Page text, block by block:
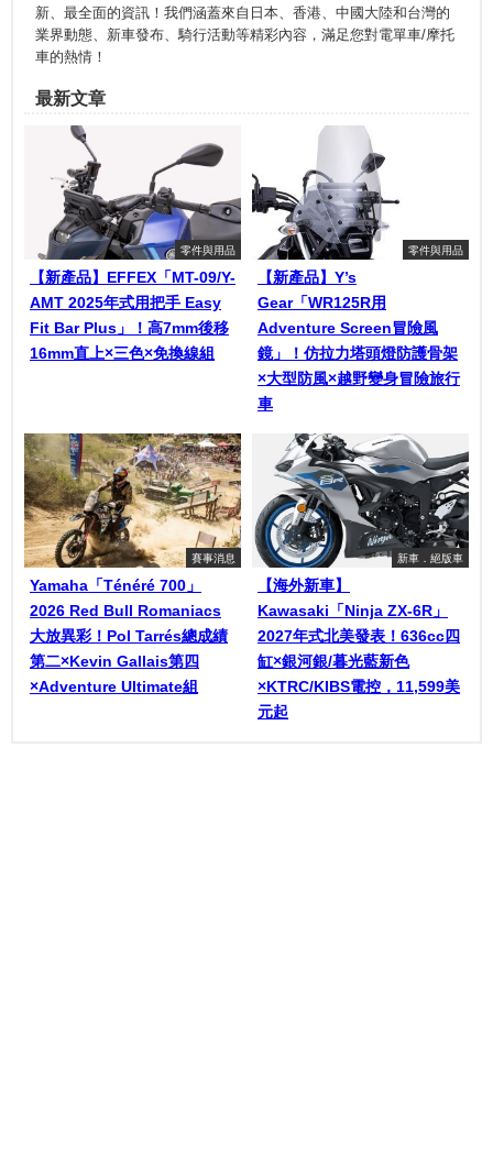
新、最全面的資訊！我們涵蓋來自日本、香港、中國大陸和台灣的
業界動態、新車發布、騎行活動等精彩內容，滿足您對電單車/摩托
車的熱情！
最新文章
零件與用品
【新產品】EFFEX「MT-09/Y-
AMT 2025年式用把手 Easy
Fit Bar Plus」！高7mm後移
16mm直上×三色×免換線組
零件與用品
【新產品】Y’s
Gear「WR125R用
Adventure Screen冒險風
鏡」！仿拉力塔頭燈防護骨架
×大型防風×越野變身冒險旅行
車
賽事消息
Yamaha「Ténéré 700」
2026 Red Bull Romaniacs
大放異彩！Pol Tarrés總成績
第二×Kevin Gallais第四
×Adventure Ultimate組
新車．絕版車
【海外新車】
Kawasaki「Ninja ZX-6R」
2027年式北美發表！636cc四
缸×銀河銀/暮光藍新色
×KTRC/KIBS電控，11,599美
元起